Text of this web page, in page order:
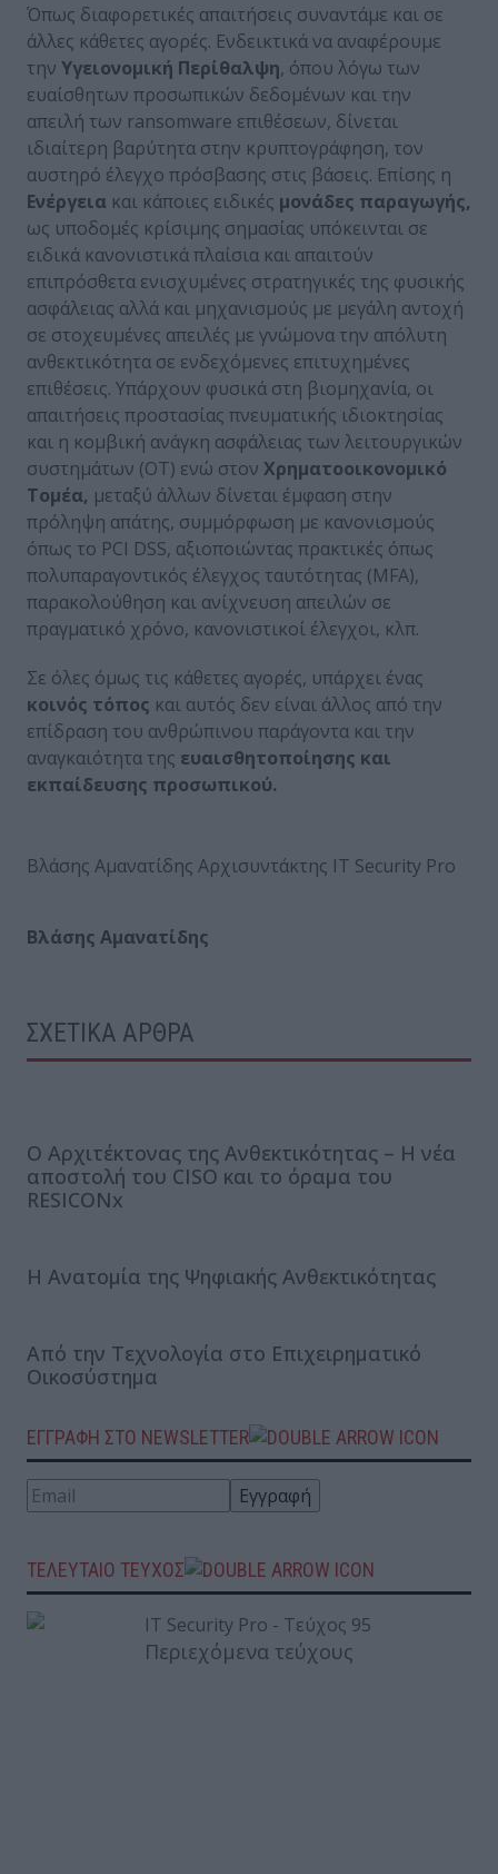
Όπως διαφορετικές απαιτήσεις συναντάμε και σε
άλλες κάθετες αγορές. Ενδεικτικά να αναφέρουμε
την Υγειονομική Περίθαλψη, όπου λόγω των
ευαίσθητων προσωπικών δεδομένων και την
απειλή των ransomware επιθέσεων, δίνεται
ιδιαίτερη βαρύτητα στην κρυπτογράφηση, τον
αυστηρό έλεγχο πρόσβασης στις βάσεις. Επίσης η
Ενέργεια και κάποιες ειδικές μονάδες παραγωγής,
ως υποδομές κρίσιμης σημασίας υπόκεινται σε
ειδικά κανονιστικά πλαίσια και απαιτούν
επιπρόσθετα ενισχυμένες στρατηγικές της φυσικής
ασφάλειας αλλά και μηχανισμούς με μεγάλη αντοχή
σε στοχευμένες απειλές με γνώμονα την απόλυτη
ανθεκτικότητα σε ενδεχόμενες επιτυχημένες
επιθέσεις. Υπάρχουν φυσικά στη βιομηχανία, οι
απαιτήσεις προστασίας πνευματικής ιδιοκτησίας
και η κομβική ανάγκη ασφάλειας των λειτουργικών
συστημάτων (OT) ενώ στον Χρηματοοικονομικό
Τομέα, μεταξύ άλλων δίνεται έμφαση στην
πρόληψη απάτης, συμμόρφωση με κανονισμούς
όπως το PCI DSS, αξιοποιώντας πρακτικές όπως
πολυπαραγοντικός έλεγχος ταυτότητας (MFA),
παρακολούθηση και ανίχνευση απειλών σε
πραγματικό χρόνο, κανονιστικοί έλεγχοι, κλπ.
Σε όλες όμως τις κάθετες αγορές, υπάρχει ένας
κοινός τόπος και αυτός δεν είναι άλλος από την
επίδραση του ανθρώπινου παράγοντα και την
αναγκαιότητα της ευαισθητοποίησης και
εκπαίδευσης προσωπικού.
Βλάσης Αμανατίδης Αρχισυντάκτης IT Security Pro
Βλάσης Αμανατίδης
ΣΧΕΤΙΚΑ ΑΡΘΡΑ
Ο Αρχιτέκτονας της Ανθεκτικότητας – Η νέα
αποστολή του CISO και το όραμα του
RESICONx
Η Ανατομία της Ψηφιακής Ανθεκτικότητας
Από την Τεχνολογία στο Επιχειρηματικό
Οικοσύστημα
ΕΓΓΡΑΦΗ ΣΤΟ NEWSLETTER
ΤΕΛΕΥΤΑΙΟ ΤΕΥΧΟΣ
Περιεχόμενα τεύχους